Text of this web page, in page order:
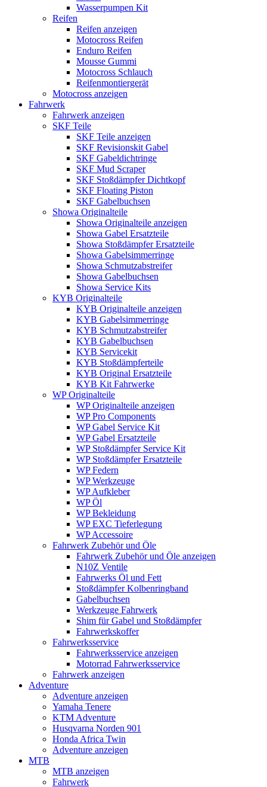
Wasserpumpen Kit
Reifen
Reifen anzeigen
Motocross Reifen
Enduro Reifen
Mousse Gummi
Motocross Schlauch
Reifenmontiergerät
Motocross anzeigen
Fahrwerk
Fahrwerk anzeigen
SKF Teile
SKF Teile anzeigen
SKF Revisionskit Gabel
SKF Gabeldichtringe
SKF Mud Scraper
SKF Stoßdämpfer Dichtkopf
SKF Floating Piston
SKF Gabelbuchsen
Showa Originalteile
Showa Originalteile anzeigen
Showa Gabel Ersatzteile
Showa Stoßdämpfer Ersatzteile
Showa Gabelsimmerringe
Showa Schmutzabstreifer
Showa Gabelbuchsen
Showa Service Kits
KYB Originalteile
KYB Originalteile anzeigen
KYB Gabelsimmerringe
KYB Schmutzabstreifer
KYB Gabelbuchsen
KYB Servicekit
KYB Stoßdämpferteile
KYB Original Ersatzteile
KYB Kit Fahrwerke
WP Originalteile
WP Originalteile anzeigen
WP Pro Components
WP Gabel Service Kit
WP Gabel Ersatzteile
WP Stoßdämpfer Service Kit
WP Stoßdämpfer Ersatzteile
WP Federn
WP Werkzeuge
WP Aufkleber
WP Öl
WP Bekleidung
WP EXC Tieferlegung
WP Accessoire
Fahrwerk Zubehör und Öle
Fahrwerk Zubehör und Öle anzeigen
N10Z Ventile
Fahrwerks Öl und Fett
Stoßdämpfer Kolbenringband
Gabelbuchsen
Werkzeuge Fahrwerk
Shim für Gabel und Stoßdämpfer
Fahrwerkskoffer
Fahrwerksservice
Fahrwerksservice anzeigen
Motorrad Fahrwerksservice
Fahrwerk anzeigen
Adventure
Adventure anzeigen
Yamaha Tenere
KTM Adventure
Husqvarna Norden 901
Honda Africa Twin
Adventure anzeigen
MTB
MTB anzeigen
Fahrwerk